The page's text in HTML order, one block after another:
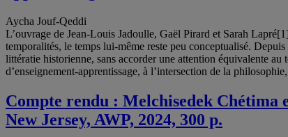
Aycha Jouf-Qeddi
L’ouvrage de Jean-Louis Jadoulle, Gaël Pirard et Sarah
temporalités, le temps lui-même reste peu conceptualisé.
littératie historienne, sans accorder une attention équivalente
d’enseignement-apprentissage, à l’intersection de la
Compte rendu : Melchisedek
New Jersey, AWP, 2024, 300 p.